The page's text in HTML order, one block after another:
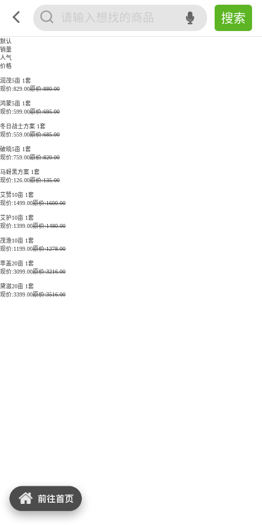
默认
销量
人气
价格
润茂5亩 1套
现价:829.00原价:880.00
鸿蒙5亩 1套
现价:599.00原价:695.00
冬日战士方案 1套
现价:559.00原价:685.00
破晓5亩 1套
现价:759.00原价:820.00
马蚜黑方案 1套
现价:126.00原价:135.00
艾赞10亩 1套
现价:1499.00原价:1600.00
艾护10亩 1套
现价:1399.00原价:1480.00
茂渔10亩 1套
现价:1199.00原价:1278.00
萃盖20亩 1套
现价:3099.00原价:3216.00
黛滋20亩 1套
现价:3399.00原价:3516.00